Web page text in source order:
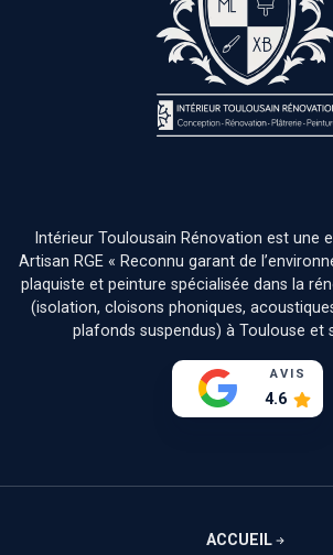
Intérieur Toulousain Rénovation est une
Artisan RGE « Reconnu garant de
plaquiste et peinture spécialisée dans la
(isolation, cloisons phoniques,
plafonds suspendus) à Toulouse et
AVIS
4.6
ACCUEIL